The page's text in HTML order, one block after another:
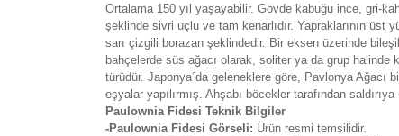
Ortalama 150 yıl yaşayabilir. Gövde kabuğu ince, gri-
şeklinde sivri uçlu ve tam kenarlıdır. Yapraklarının
sarı çizgili borazan şeklindedir. Bir eksen üzerinde
bahçelerde süs ağacı olarak, soliter ya da grup halinde
türüdür. Japonya´da geleneklere göre, Pavlonya Ağacı
eşyalar yapılırmış. Ahşabı böcekler tarafından
Paulownia Fidesi Teknik Bilgiler
-Paulownia Fidesi Görseli: Ürün resmi temsilidir.